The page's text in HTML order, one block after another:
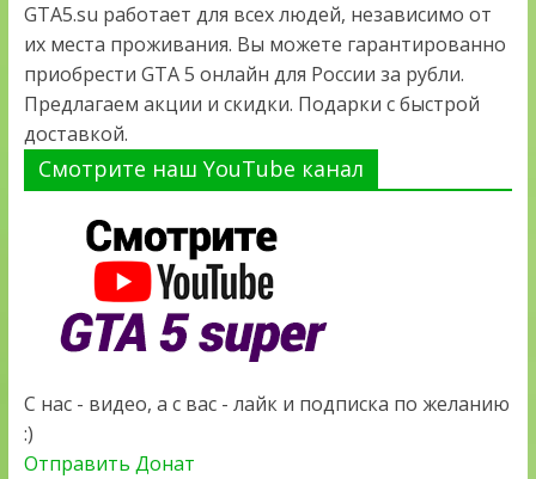
GTA5.su работает для всех людей, независимо от
их места проживания. Вы можете гарантированно
приобрести GTA 5 онлайн для России за рубли.
Предлагаем акции и скидки. Подарки с быстрой
доставкой.
Смотрите наш YouTube канал
С нас - видео, а с вас - лайк и подписка по желанию
:)
Отправить Донат